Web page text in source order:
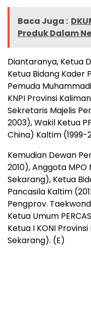
Baca Juga :
Produk Dalam
Diantaranya, Ketua
Ketua Bidang Kader
Pemuda
KNPI Provinsi
Sekretaris Majelis
2003), Wakil Ketua
China) Kaltim (1999-
Kemudian Dewan
2010), Anggota
Sekarang), Ketua
Pancasila Kaltim
Pengprov.
Ketua Umum
Ketua I KONI
Sekarang). (E)